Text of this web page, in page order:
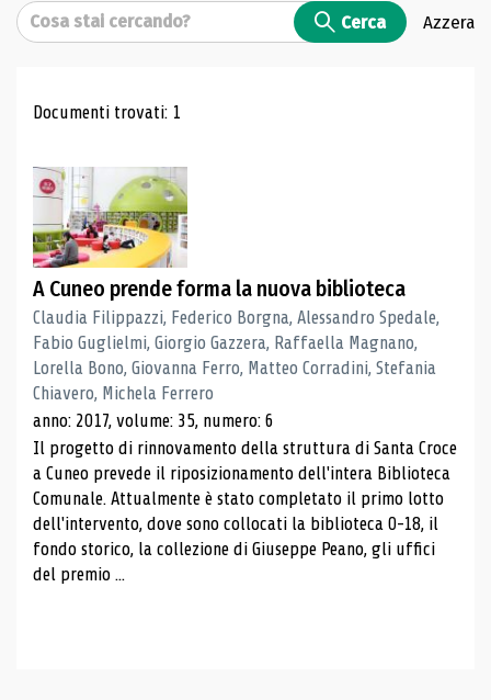
Cerca Cerca Azzera
Risultati di ricerca
Documenti trovati: 1
A Cuneo prende forma la nuova biblioteca
Claudia Filippazzi, Federico Borgna, Alessandro Spedale,
Fabio Guglielmi, Giorgio Gazzera, Raffaella Magnano,
Lorella Bono, Giovanna Ferro, Matteo Corradini, Stefania
Chiavero, Michela Ferrero
anno: 2017, volume: 35, numero: 6
Il progetto di rinnovamento della struttura di Santa Croce
a Cuneo prevede il riposizionamento dell'intera Biblioteca
Comunale. Attualmente è stato completato il primo lotto
dell'intervento, dove sono collocati la biblioteca 0-18, il
fondo storico, la collezione di Giuseppe Peano, gli uffici
del premio ...